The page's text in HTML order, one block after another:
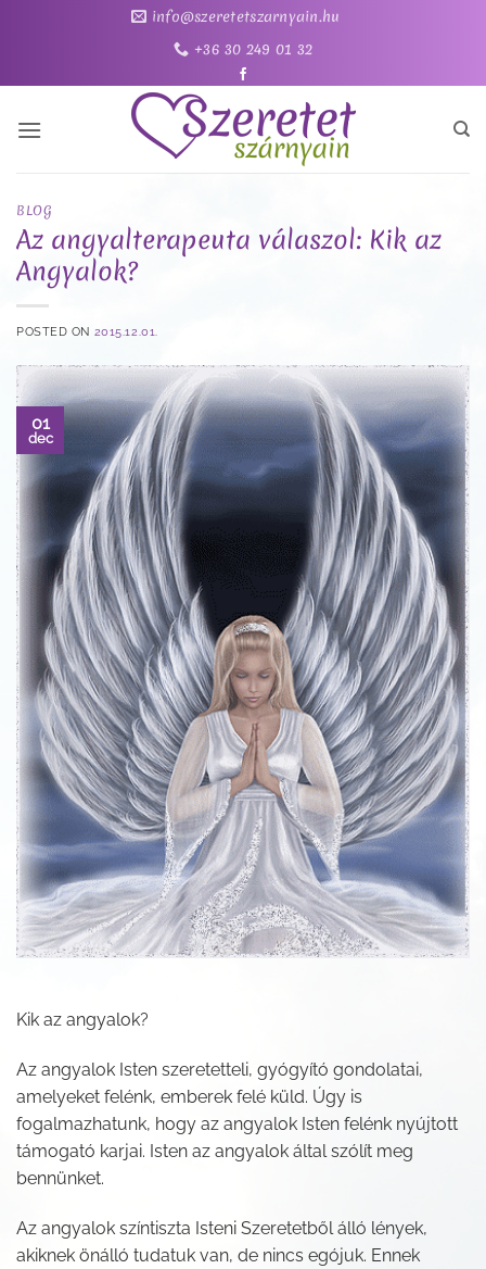
info@szeretetszarnyain.hu
+36 30 249 01 32
BLOG
Az angyalterapeuta válaszol: Kik az
Angyalok?
POSTED ON 2015.12.01.
01
dec
Kik az angyalok?
Az angyalok Isten szeretetteli, gyógyító gondolatai,
amelyeket felénk, emberek felé küld. Úgy is
fogalmazhatunk, hogy az angyalok Isten felénk nyújtott
támogató karjai. Isten az angyalok által szólít meg
bennünket.
Az angyalok színtiszta Isteni Szeretetből álló lények,
akiknek önálló tudatuk van, de nincs egójuk. Ennek